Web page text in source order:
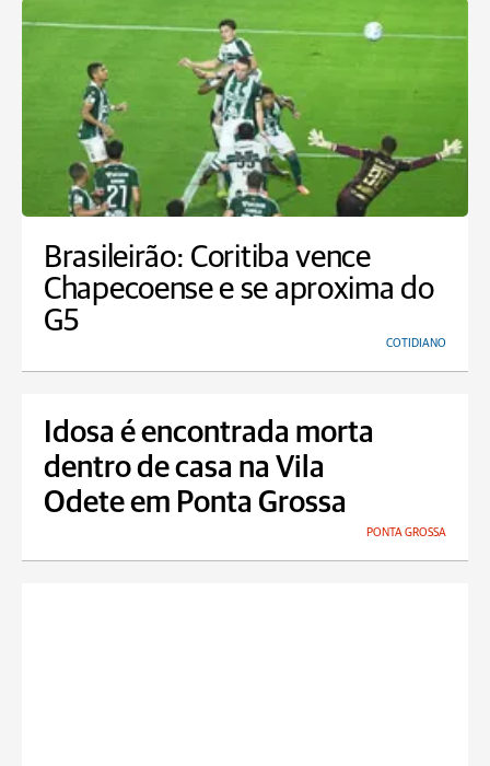
Brasileirão: Coritiba vence
Chapecoense e se aproxima do
G5
COTIDIANO
Idosa é encontrada morta
dentro de casa na Vila
Odete em Ponta Grossa
PONTA GROSSA